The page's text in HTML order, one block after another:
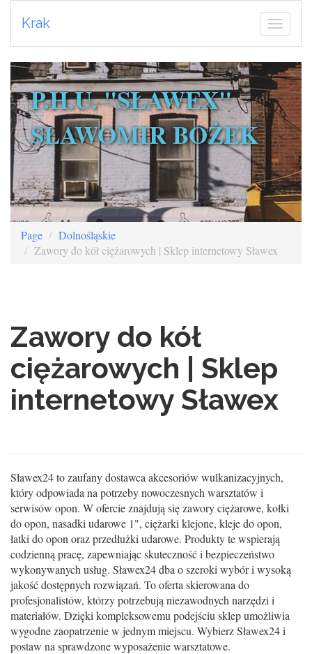
Krak
P.H.U. "SŁAWEX"
SŁAWOMIR BOŻEK
Page
Dolnośląskie
Zawory do kół ciężarowych | Sklep internetowy Sławex
Zawory do kół
ciężarowych | Sklep
internetowy Sławex
Sławex24 to zaufany dostawca akcesoriów wulkanizacyjnych,
który odpowiada na potrzeby nowoczesnych warsztatów i
serwisów opon. W ofercie znajdują się zawory ciężarowe, kołki
do opon, nasadki udarowe 1", ciężarki klejone, kleje do opon,
łatki do opon oraz przedłużki udarowe. Produkty te wspierają
codzienną pracę, zapewniając skuteczność i bezpieczeństwo
wykonywanych usług. Sławex24 dba o szeroki wybór i wysoką
jakość dostępnych rozwiązań. To oferta skierowana do
profesjonalistów, którzy potrzebują niezawodnych narzędzi i
materiałów. Dzięki kompleksowemu podejściu sklep umożliwia
wygodne zaopatrzenie w jednym miejscu. Wybierz Sławex24 i
postaw na sprawdzone wyposażenie warsztatowe.